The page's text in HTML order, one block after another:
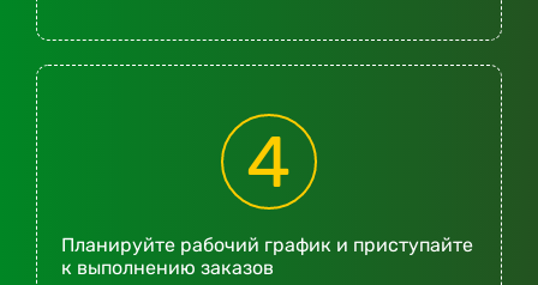
4
Планируйте рабочий график и приступайте
к выполнению заказов